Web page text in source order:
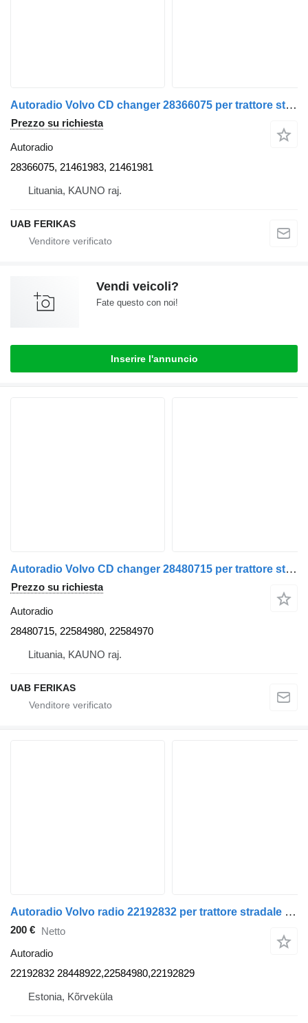
Autoradio Volvo CD changer 28366075 per trattore stradale Volvo FH
Prezzo su richiesta
Autoradio
28366075, 21461983, 21461981
Lituania, KAUNO raj.
UAB FERIKAS
Vendi veicoli?
Fate questo con noi!
Inserire l'annuncio
Autoradio Volvo CD changer 28480715 per trattore stradale Volvo FH
Prezzo su richiesta
Autoradio
28480715, 22584980, 22584970
Lituania, KAUNO raj.
UAB FERIKAS
Autoradio Volvo radio 22192832 per trattore stradale Volvo FH
200 € Netto
Autoradio
22192832 28448922,22584980,22192829
Estonia, Kõrveküla